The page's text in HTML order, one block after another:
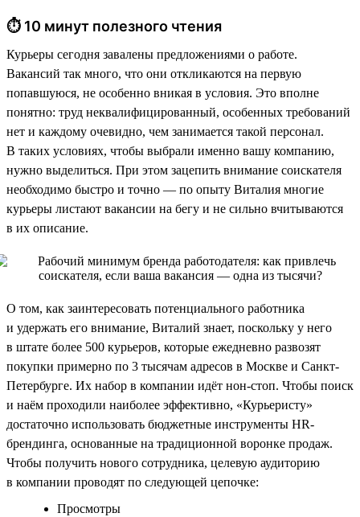
⏱ 10 минут полезного чтения
Курьеры сегодня завалены предложениями о работе.
Вакансий так много, что они откликаются на первую
попавшуюся, не особенно вникая в условия. Это вполне
понятно: труд неквалифицированный, особенных требований
нет и каждому очевидно, чем занимается такой персонал.
В таких условиях, чтобы выбрали именно вашу компанию,
нужно выделиться. При этом зацепить внимание соискателя
необходимо быстро и точно — по опыту Виталия многие
курьеры листают вакансии на бегу и не сильно вчитываются
в их описание.
О том, как заинтересовать потенциального работника
и удержать его внимание, Виталий знает, поскольку у него
в штате более 500 курьеров, которые ежедневно развозят
покупки примерно по 3 тысячам адресов в Москве и Санкт-
Петербурге. Их набор в компании идёт нон-стоп. Чтобы поиск
и наём проходили наиболее эффективно, «Курьеристу»
достаточно использовать бюджетные инструменты HR-
брендинга, основанные на традиционной воронке продаж.
Чтобы получить нового сотрудника, целевую аудиторию
в компании проводят по следующей цепочке:
Просмотры